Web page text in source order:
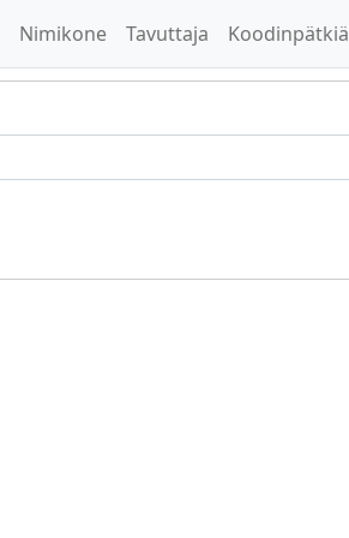
Nimikone Tavuttaja Koodinpätkiä